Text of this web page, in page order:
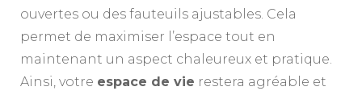
ouvertes ou des fauteuils ajustables. Cela
permet de maximiser l’espace tout en
maintenant un aspect chaleureux et pratique.
Ainsi, votre espace de vie restera agréable et